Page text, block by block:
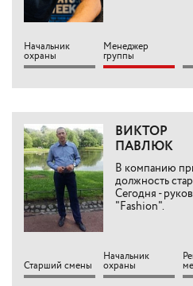
Начальник
охраны
Менеджер
группы
ВИКТОР
ПАВЛЮК
В компанию
должность
Сегодня -
"Fashion".
Старший смены
Начальник
охраны